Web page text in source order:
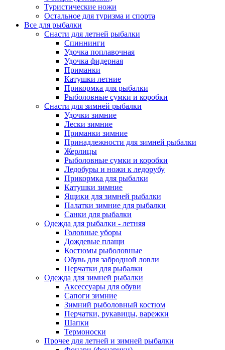
Туристические ножи
Остальное для туризма и спорта
Все для рыбалки
Снасти для летней рыбалки
Спиннинги
Удочка поплавочная
Удочка фидерная
Приманки
Катушки летние
Прикормка для рыбалки
Рыболовные сумки и коробки
Снасти для зимней рыбалки
Удочки зимние
Лески зимние
Приманки зимние
Принадлежности для зимней рыбалки
Жерлицы
Рыболовные сумки и коробки
Ледобуры и ножи к ледорубу
Прикормка для рыбалки
Катушки зимние
Ящики для зимней рыбалки
Палатки зимние для рыбалки
Санки для рыбалки
Одежда для рыбалки - летняя
Головные уборы
Дождевые плащи
Костюмы рыболовные
Обувь для забродной ловли
Перчатки для рыбалки
Одежда для зимней рыбалки
Аксессуары для обуви
Сапоги зимние
Зимний рыболовный костюм
Перчатки, рукавицы, варежки
Шапки
Термоноски
Прочее для летней и зимней рыбалки